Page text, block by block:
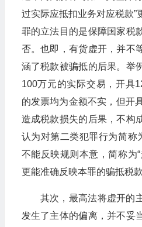
过实际应抵扣业务对应税款”
罪的立法目的是保障国家税
否。也即，有货虚开，并不
涵了税款被骗抵的后果。举
100万元的实际交易，开具
的发票均为金额不实，但开
造成税款损失的后果，不构
认为对第二类犯罪行为简称
不能反映规则本意，简称为“
更能准确反映本罪的骗抵税款
其次，最高法将虚开的
发生了主体的偏离，并不妥